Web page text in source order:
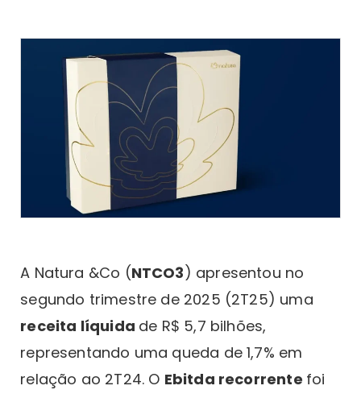
A Natura &Co (NTCO3) apresentou no
segundo trimestre de 2025 (2T25) uma
receita líquida de R$ 5,7 bilhões,
representando uma queda de 1,7% em
relação ao 2T24. O Ebitda recorrente foi